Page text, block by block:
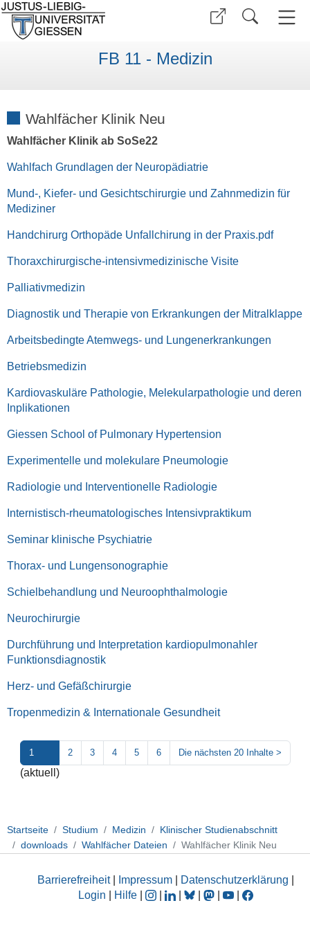
FB 11 - Medizin
Wahlfächer Klinik Neu
Wahlfächer Klinik ab SoSe22
Wahlfach Grundlagen der Neuropädiatrie
Mund-, Kiefer- und Gesichtschirurgie und Zahnmedizin für
Mediziner
Handchirurg Orthopäde Unfallchirung in der Praxis.pdf
Thoraxchirurgische-intensivmedizinische Visite
Palliativmedizin
Diagnostik und Therapie von Erkrankungen der Mitralklappe
Arbeitsbedingte Atemwegs- und Lungenerkrankungen
Betriebsmedizin
Kardiovaskuläre Pathologie, Melekularpathologie und deren
Inplikationen
Giessen School of Pulmonary Hypertension
Experimentelle und molekulare Pneumologie
Radiologie und Interventionelle Radiologie
Internistisch-rheumatologisches Intensivpraktikum
Seminar klinische Psychiatrie
Thorax- und Lungensonographie
Schielbehandlung und Neuroophthalmologie
Neurochirurgie
Durchführung und Interpretation kardiopulmonahler
Funktionsdiagnostik
Herz- und Gefäßchirurgie
Tropenmedizin & Internationale Gesundheit
1
(aktuell)
2 3 4 5 6 Die nächsten 20 Inhalte >
Startseite Studium Medizin
Klinischer Studienabschnitt
downloads
Wahlfächer Dateien Wahlfächer Klinik Neu
Barrierefreiheit| Impressum Datenschutzerklärung
Login
Hilfe